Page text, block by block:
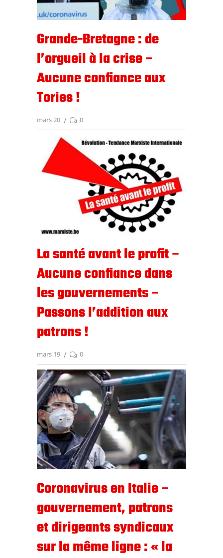
Grande-Bretagne : de
l’orgueil à la crise –
Aucune confiance aux
Tories !
mars 20 0
La santé avant le profit –
Aucune confiance dans
les gouvernements –
Passons l’addition aux
patrons !
mars 19 0
Coronavirus en Italie –
gouvernement, patrons
et dirigeants syndicaux
sur la même ligne : « la